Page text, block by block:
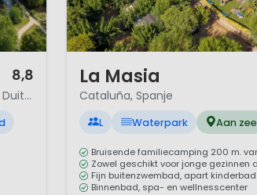
8,8
Nordrhein-Westfalen / Eifel / Sauerland, Duitsland
La Masia
Cataluña, Spanje
L Waterpark Aan zee
Bruisende familiecamping 200 m.
Zowel geschikt voor jonge gezinnen
Fijn buitenzwembad, apart kinderbad
Binnenbad, spa- en wellnesscenter